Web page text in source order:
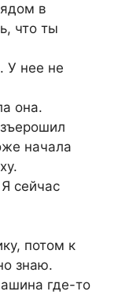
в
что ты
У нее не
она.
начала
сейчас
потом к
знаю.
где-то